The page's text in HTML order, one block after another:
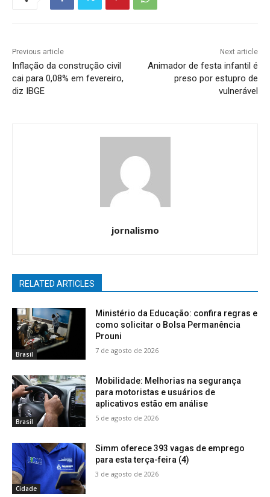
Previous article
Inflação da construção civil
cai para 0,08% em fevereiro,
diz IBGE
Next article
Animador de festa infantil é
preso por estupro de
vulnerável
jornalismo
RELATED ARTICLES
Brasil
Ministério da Educação: confira regras e
como solicitar o Bolsa Permanência
Prouni
7 de agosto de 2026
Brasil
Mobilidade: Melhorias na segurança
para motoristas e usuários de
aplicativos estão em análise
5 de agosto de 2026
Cidade
Simm oferece 393 vagas de emprego
para esta terça-feira (4)
3 de agosto de 2026